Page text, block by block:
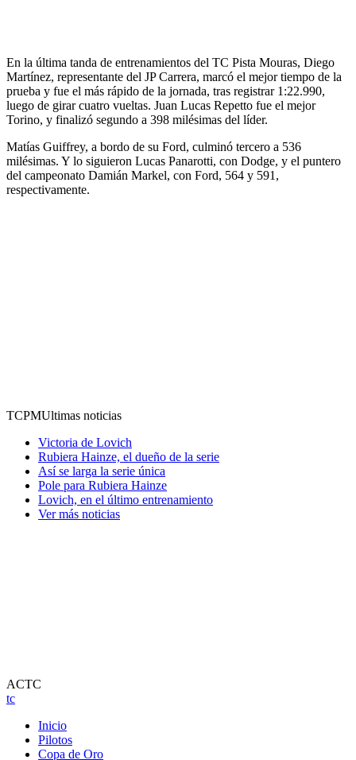
En la última tanda de entrenamientos del TC Pista Mouras, Diego
Martínez, representante del JP Carrera, marcó el mejor tiempo de la
prueba y fue el más rápido de la jornada, tras registrar 1:22.990,
luego de girar cuatro vueltas. Juan Lucas Repetto fue el mejor
Torino, y finalizó segundo a 398 milésimas del líder.
Matías Guiffrey, a bordo de su Ford, culminó tercero a 536
milésimas. Y lo siguieron Lucas Panarotti, con Dodge, y el puntero
del campeonato Damián Markel, con Ford, 564 y 591,
respectivamente.
TCPMUltimas noticias
Victoria de Lovich
Rubiera Hainze, el dueño de la serie
Así se larga la serie única
Pole para Rubiera Hainze
Lovich, en el último entrenamiento
Ver más noticias
ACTC
tc
Inicio
Pilotos
Copa de Oro